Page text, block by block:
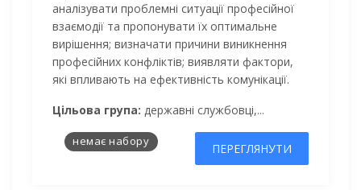
аналізувати проблемні ситуації професійної
взаємодії та пропонувати їх оптимальне
вирішення; визначати причини виникнення
професійних конфліктів; виявляти фактори,
які впливають на ефективність комунікації.
Цільова група: державні службовці,...
немає набору ПЕРЕГЛЯНУТИ